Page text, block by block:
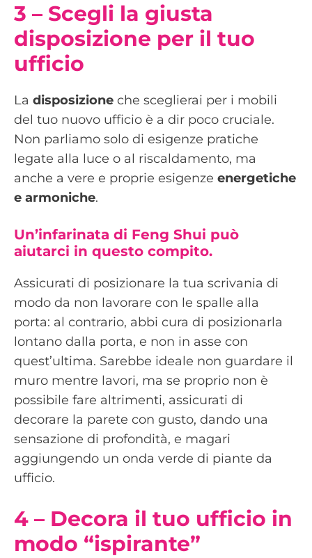
3 – Scegli la giusta
disposizione per il tuo
ufficio
La disposizione che sceglierai per i mobili
del tuo nuovo ufficio è a dir poco cruciale.
Non parliamo solo di esigenze pratiche
legate alla luce o al riscaldamento, ma
anche a vere e proprie esigenze energetiche
e armoniche.
Un’infarinata di Feng Shui può
aiutarci in questo compito.
Assicurati di posizionare la tua scrivania di
modo da non lavorare con le spalle alla
porta: al contrario, abbi cura di posizionarla
lontano dalla porta, e non in asse con
quest’ultima. Sarebbe ideale non guardare il
muro mentre lavori, ma se proprio non è
possibile fare altrimenti, assicurati di
decorare la parete con gusto, dando una
sensazione di profondità, e magari
aggiungendo un onda verde di piante da
ufficio.
4 – Decora il tuo ufficio in
modo “ispirante”